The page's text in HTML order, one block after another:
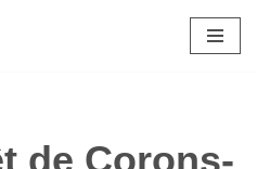
de Corons-